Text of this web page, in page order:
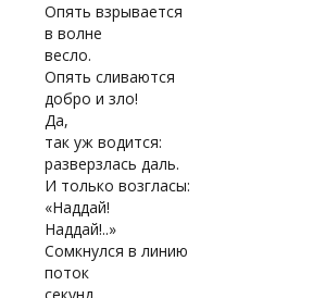
Опять взрывается
в волне
весло.
Опять сливаются
добро и зло!
Да,
так уж водится:
разверзлась даль.
И только возгласы:
«Наддай!
Наддай!..»
Сомкнулся в линию
поток